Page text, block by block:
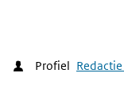
Profiel